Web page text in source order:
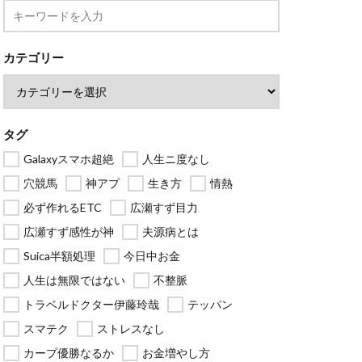
カテゴリー
タグ
Galaxyスマホ超絶
人生ニ度なし
穴競馬
神アプ 生き方
情熱
必ず作れるETC
広瀬すず目力
広瀬すず感性が神
夫源病とは
Suica半額処理
今日中お金
人生は無限ではない
不整脈
トラベルドクター伊藤玲哉
テッパン
スマテク
ストレスなし
カープ優勝なるか
お金増やし方